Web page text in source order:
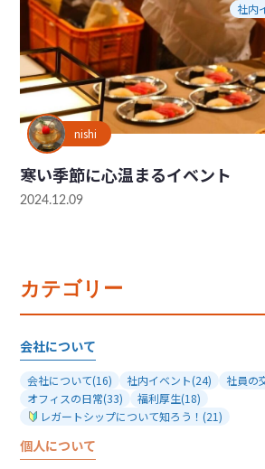
社内
nishi
寒い季節に心温まるイベント
2024.12.09
カテゴリー
会社について
会社について(16) 社内イベント(24) 社員の
オフィスの日常(33) 福利厚生(18)
レガートシップについて知ろう！ (21)
個人について